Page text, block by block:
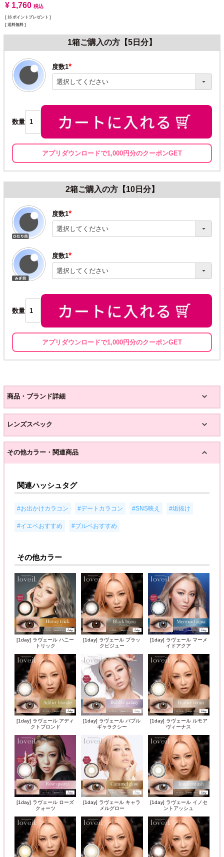
¥ 1,760 税込
[ 16 ポイントプレゼント ]
送料無料
1箱ご購入の方【5日分】
度数1
(必
須)
数量
アプリダウンロードで1,000円分のクーポンGET
2箱ご購入の方【10日分】
度数1
(必
須)
度数1
(必
須)
数量
アプリダウンロードで1,000円分のクーポンGET
商品・ブランド詳細
レンズスペック
その他カラー・関連商品
関連ハッシュタグ
#お出かけカラコン #デートカラコン #SNS映え #垢抜け
#イエベおすすめ #ブルベおすすめ
その他カラー
[1day] ラヴェール ハニー
トリック
[1day] ラヴェール ブラッ
クビジュー
[1day] ラヴェール マーメ
イドアクア
[1day] ラヴェール アディ
クトブロンド
[1day] ラヴェール バブル
ギャラクシー
[1day] ラヴェール ルモア
ヴィーナス
[1day] ラヴェール ローズ
クォーツ
[1day] ラヴェール キャラ
メルグロー
[1day] ラヴェール イノセ
ントアッシュ